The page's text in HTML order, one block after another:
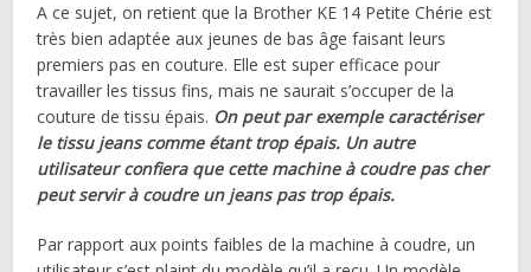
A ce sujet, on retient que la Brother KE 14 Petite Chérie est
très bien adaptée aux jeunes de bas âge faisant leurs
premiers pas en couture. Elle est super efficace pour
travailler les tissus fins, mais ne saurait s’occuper de la
couture de tissu épais. On peut par exemple caractériser
le tissu jeans comme étant trop épais. Un autre
utilisateur confiera que cette machine à coudre pas cher
peut servir à coudre un jeans pas trop épais.
Par rapport aux points faibles de la machine à coudre, un